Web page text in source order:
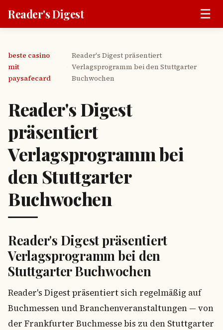
Reader's Digest ☰
beste casino
mit
paysafecard
Reader's Digest präsentiert
Verlagsprogramm bei den Stuttgarter
Buchwochen
Reader's Digest
präsentiert
Verlagsprogramm bei
den Stuttgarter
Buchwochen
Reader's Digest präsentiert
Verlagsprogramm bei den
Stuttgarter Buchwochen
Reader's Digest präsentiert sich regelmäßig auf
Buchmessen und Branchenveranstaltungen — von
der Frankfurter Buchmesse bis zu den Stuttgarter